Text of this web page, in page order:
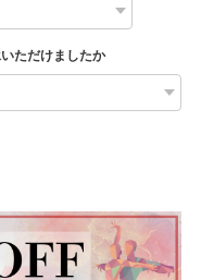
ただけましたか